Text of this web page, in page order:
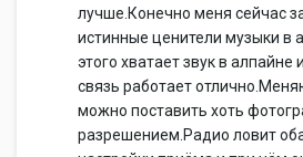
лучше.Конечно меня сейчас
истинные ценители музыки в
этого хватает звук в алпайне
связь работает
можно поставить хоть
разрешением.Радио ловит